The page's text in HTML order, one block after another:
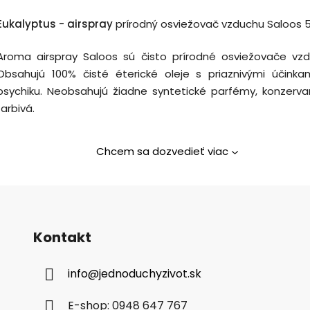
- airsprayprírodný osviežovač vzduchu Saloos
airspray Saloos sú čisto prírodné osviežovače
100% čisté éterické oleje s priaznivými
Neobsahujú žiadne syntetické parfémy,
Chcem sa dozvedieť viac
Kontakt
info@jednoduchyzivot.sk
E-shop: 0948 647 767